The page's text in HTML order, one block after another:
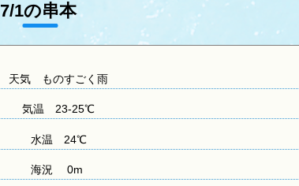
7/1の串本
天気 ものすごく雨
気温 23-25℃
水温 24℃
海況 0m